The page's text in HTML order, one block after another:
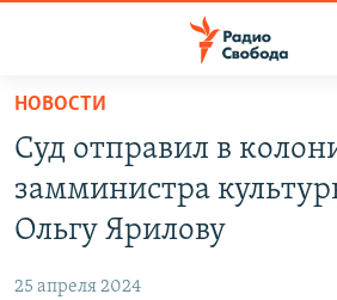
упрощенного
доступа
основному
ПОДКАСТЫ
АВТОРСКИЕ ПРОЕКТЫ
НОВОСТИ
Суд отправил в
замминистра
Ольгу Ярилову
25 апреля 2024